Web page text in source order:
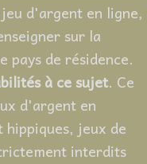
d'argent en ligne,
sur la
pays de résidence.
à ce sujet. Ce
d'argent en
jeux de
interdits